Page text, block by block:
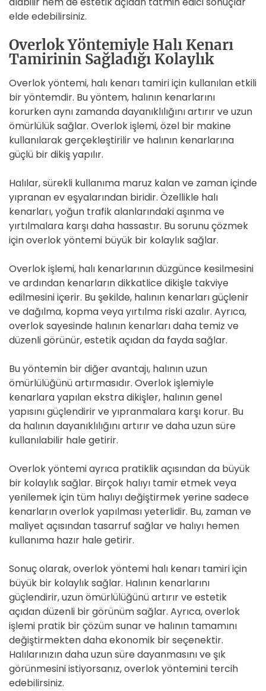
elde edebilirsiniz.
Overlok Yöntemiyle Halı Kenarı
Tamirinin Sağladığı Kolaylık
Overlok yöntemi, halı kenarı tamiri için kullanılan etkili
bir yöntemdir. Bu yöntem, halının kenarlarını
korurken aynı zamanda dayanıklılığını artırır ve uzun
ömürlülük sağlar. Overlok işlemi, özel bir makine
kullanılarak gerçekleştirilir ve halının kenarlarına
güçlü bir dikiş yapılır.
Halılar, sürekli kullanıma maruz kalan ve zaman içinde
yıpranan ev eşyalarından biridir. Özellikle halı
kenarları, yoğun trafik alanlarındaki aşınma ve
yırtılmalara karşı daha hassastır. Bu sorunu çözmek
için overlok yöntemi büyük bir kolaylık sağlar.
Overlok işlemi, halı kenarlarının düzgünce kesilmesini
ve ardından kenarların dikkatlice dikişle takviye
edilmesini içerir. Bu şekilde, halının kenarları güçlenir
ve dağılma, kopma veya yırtılma riski azalır. Ayrıca,
overlok sayesinde halının kenarları daha temiz ve
düzenli görünür, estetik açıdan da fayda sağlar.
Bu yöntemin bir diğer avantajı, halının uzun
ömürlülüğünü artırmasıdır. Overlok işlemiyle
kenarlara yapılan ekstra dikişler, halının genel
yapısını güçlendirir ve yıpranmalara karşı korur. Bu
da halının dayanıklılığını artırır ve daha uzun süre
kullanılabilir hale getirir.
Overlok yöntemi ayrıca pratiklik açısından da büyük
bir kolaylık sağlar. Birçok halıyı tamir etmek veya
yenilemek için tüm halıyı değiştirmek yerine sadece
kenarların overlok yapılması yeterlidir. Bu, zaman ve
maliyet açısından tasarruf sağlar ve halıyı hemen
kullanıma hazır hale getirir.
Sonuç olarak, overlok yöntemi halı kenarı tamiri için
büyük bir kolaylık sağlar. Halının kenarlarını
güçlendirir, uzun ömürlülüğünü artırır ve estetik
açıdan düzenli bir görünüm sağlar. Ayrıca, overlok
işlemi pratik bir çözüm sunar ve halının tamamını
değiştirmekten daha ekonomik bir seçenektir.
Halılarınızın daha uzun süre dayanmasını ve şık
görünmesini istiyorsanız, overlok yöntemini tercih
edebilirsiniz.